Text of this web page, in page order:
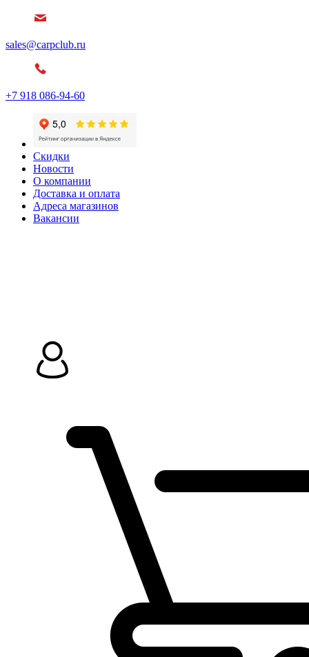
sales@carpclub.ru
+7 918 086-94-60
Скидки
Новости
О компании
Доставка и оплата
Адреса магазинов
Вакансии